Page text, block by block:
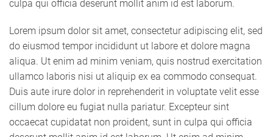
culpa qui officia deserunt mollit anim id est laborum.
Lorem ipsum dolor sit amet, consectetur adipiscing elit, sed
do eiusmod tempor incididunt ut labore et dolore magna
aliqua. Ut enim ad minim veniam, quis nostrud exercitation
ullamco laboris nisi ut aliquip ex ea commodo consequat.
Duis aute irure dolor in reprehenderit in voluptate velit esse
cillum dolore eu fugiat nulla pariatur. Excepteur sint
occaecat cupidatat non proident, sunt in culpa qui officia